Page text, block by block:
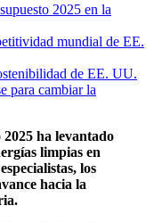
2025 en la
mundial de EE.
de EE. UU.
para cambiar la
ha levantado
limpias en
los
hacia la